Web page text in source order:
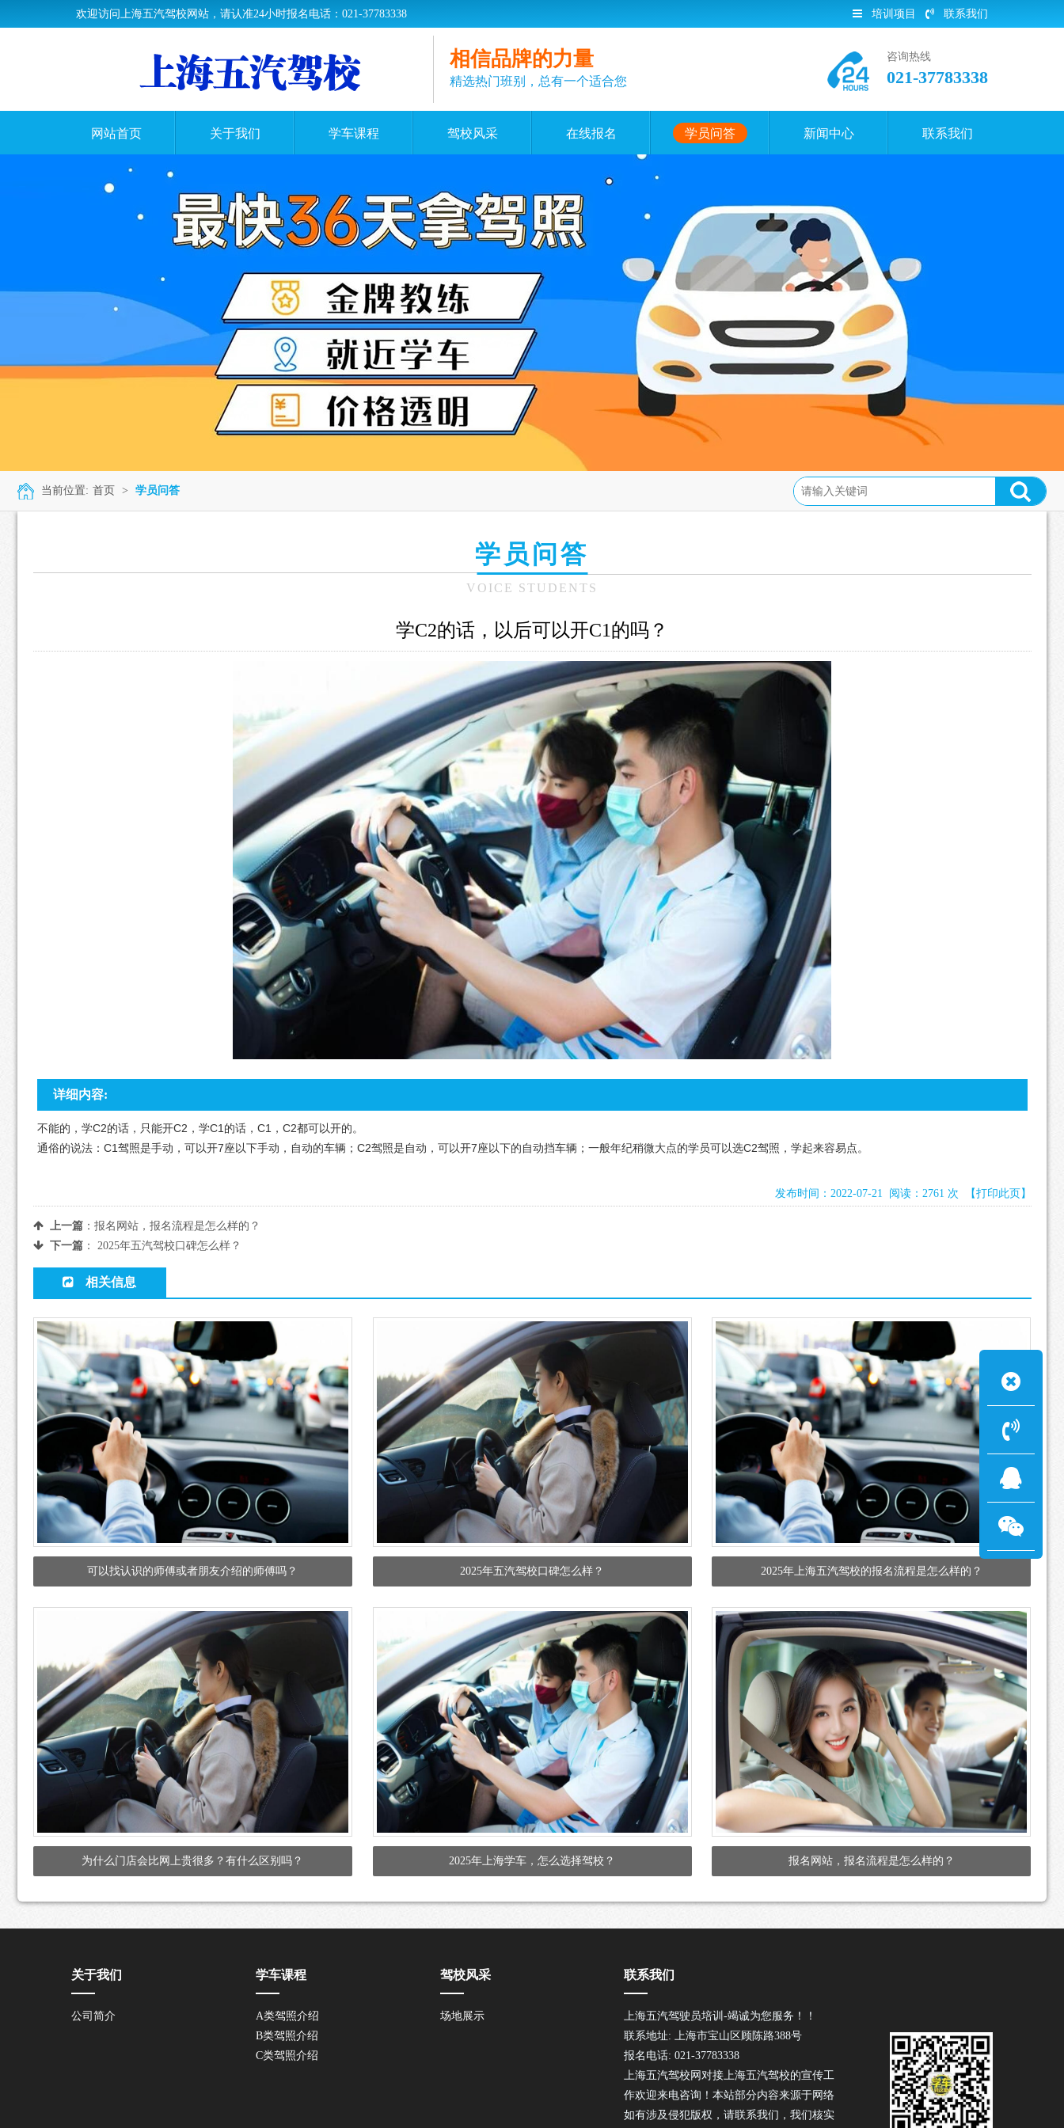
欢迎访问上海五汽驾校网站，请认准24小时报名电话：021-37783338 培训项目 联系我们
相信品牌的力量
精选热门班别，总有一个适合您
咨询热线
021-37783338
网站首页 关于我们 学车课程 驾校风采 在线报名 学员问答 新闻中心 联系我们
当前位置: 首页 > 学员问答
学员问答
VOICE STUDENTS
学C2的话，以后可以开C1的吗？
详细内容:
不能的，学C2的话，只能开C2，学C1的话，C1，C2都可以开的。
通俗的说法：C1驾照是手动，可以开7座以下手动，自动的车辆；C2驾照是自动，可以开7座以下的自动挡车辆；一般年纪稍微大点的学员可以选C2驾照，学起来容易点。
发布时间：2022-07-21 阅读：2761 次 【打印此页】
上一篇： 报名网站，报名流程是怎么样的？
下一篇： 2025年五汽驾校口碑怎么样？
相关信息
可以找认识的师傅或者朋友介绍的师傅吗？ 2025年五汽驾校口碑怎么样？ 2025年上海五汽驾校的报名流程是怎么样的？
为什么门店会比网上贵很多？有什么区别吗？ 2025年上海学车，怎么选择驾校？ 报名网站，报名流程是怎么样的？
关于我们
公司简介
学车课程
A类驾照介绍
B类驾照介绍
C类驾照介绍
驾校风采
场地展示
联系我们
上海五汽驾驶员培训-竭诚为您服务！！
联系地址: 上海市宝山区顾陈路388号
报名电话: 021-37783338
上海五汽驾校网对接上海五汽驾校的宣传工
作欢迎来电咨询！本站部分内容来源于网络
如有涉及侵犯版权，请联系我们，我们核实